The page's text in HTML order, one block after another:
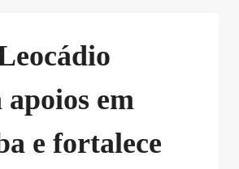
em
e fortalece